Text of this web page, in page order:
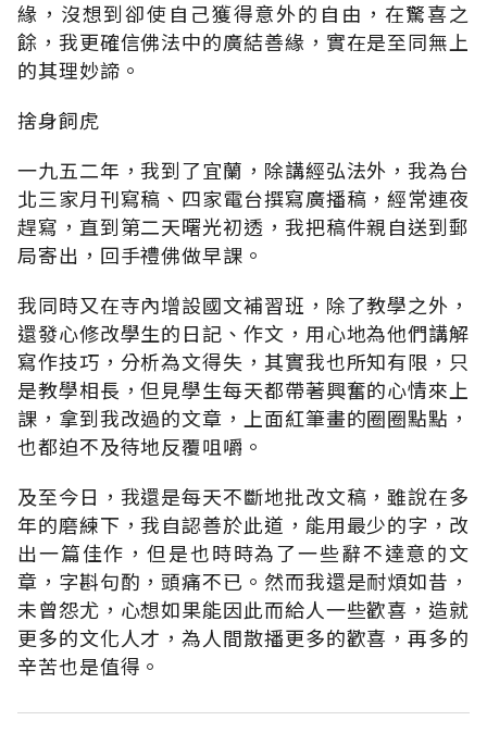
緣，沒想到卻使自己獲得意外的自由，在驚喜之
餘，我更確信佛法中的廣結善緣，實在是至同無上
的其理妙諦。
捨身飼虎
一九五二年，我到了宜蘭，除講經弘法外，我為台
北三家月刊寫稿、四家電台撰寫廣播稿，經常連夜
趕寫，直到第二天曙光初透，我把稿件親自送到郵
局寄出，回手禮佛做早課。
我同時又在寺內增設國文補習班，除了教學之外，
還發心修改學生的日記、作文，用心地為他們講解
寫作技巧，分析為文得失，其實我也所知有限，只
是教學相長，但見學生每天都帶著興奮的心情來上
課，拿到我改過的文章，上面紅筆畫的圈圈點點，
也都迫不及待地反覆咀嚼。
及至今日，我還是每天不斷地批改文稿，雖說在多
年的磨練下，我自認善於此道，能用最少的字，改
出一篇佳作，但是也時時為了一些辭不達意的文
章，字斟句酌，頭痛不已。然而我還是耐煩如昔，
未曾怨尤，心想如果能因此而給人一些歡喜，造就
更多的文化人才，為人間散播更多的歡喜，再多的
辛苦也是值得。